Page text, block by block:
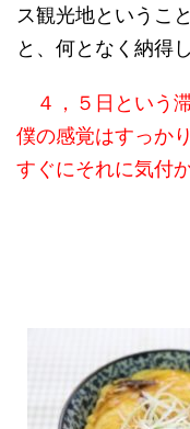
ス観光地というこ
と、何となく納得
４，５日という
僕の感覚はすっか
すぐにそれに気付